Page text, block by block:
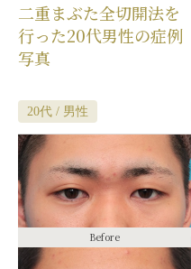
ないことがある/
二重のラインの癒着
二重まぶた全切開法を
行った20代男性の症例
写真
20代 / 男性
Before